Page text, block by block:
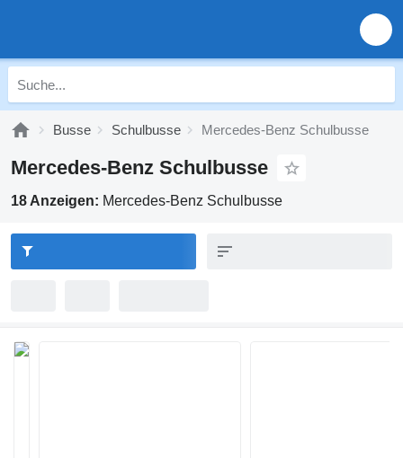
Busse Schulbusse Mercedes-Benz Schulbusse
Mercedes-Benz Schulbusse
18 Anzeigen: Mercedes-Benz Schulbusse